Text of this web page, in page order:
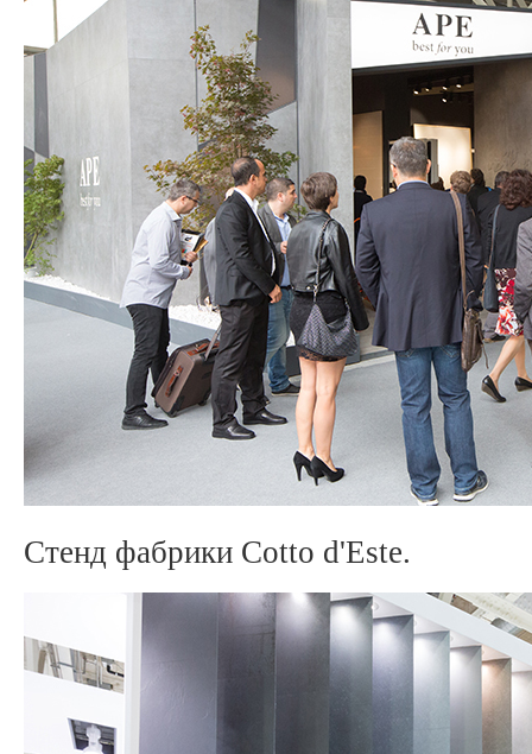
Стенд фабрики Cotto d'Este.